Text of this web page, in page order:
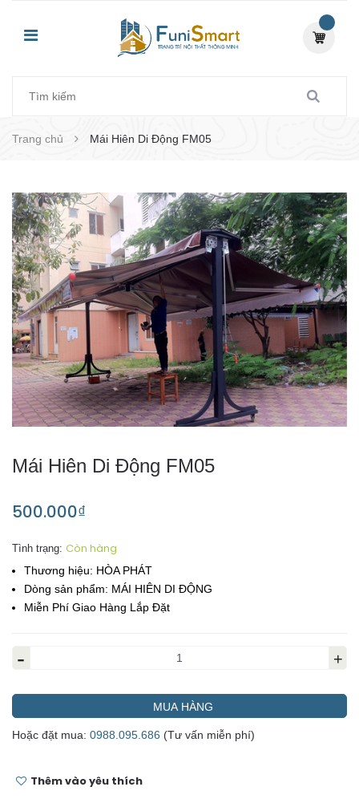
Trang chủ Mái Hiên Di Động FM05
Mái Hiên Di Động FM05
500.000₫
Tình trạng: Còn hàng
Thương hiệu: HÒA PHÁT
Dòng sản phẩm: MÁI HIÊN DI ĐỘNG
Miễn Phí Giao Hàng Lắp Đặt
- +
MUA HÀNG
Hoặc đặt mua: 0988.095.686 (Tư vấn miễn phí)
Thêm vào yêu thích